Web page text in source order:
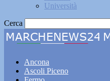
Università
Cerca
Ancona
Ascoli Piceno